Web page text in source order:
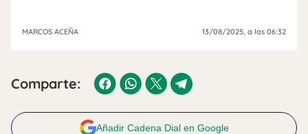
MARCOS ACEÑA 13/08/2025, a las 06:32
Comparte:
Añadir Cadena Dial en Google